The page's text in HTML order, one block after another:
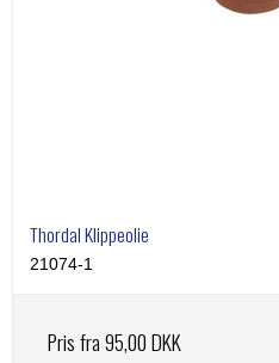
Thordal Klippeolie
21074-1
Pris fra95,00 DKK